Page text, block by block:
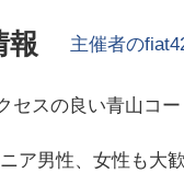
報 主催者の
セスの良い青山コ
ア男性、女性も大